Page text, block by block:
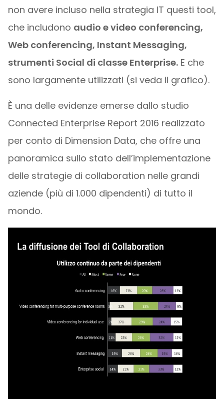
non avere incluso nella strategia IT questi tool,
che includono audio e video conferencing,
Web conferencing, Instant Messaging,
strumenti Social di classe Enterprise.E che
sono largamente utilizzati (si veda il grafico).
È una delle evidenze emerse dallo studio
Connected Enterprise Report 2016 realizzato
per conto di Dimension Data, che offre una
panoramica sullo stato dell’implementazione
delle strategie di collaboration nelle grandi
aziende (più di 1.000 dipendenti) di tutto il
mondo.